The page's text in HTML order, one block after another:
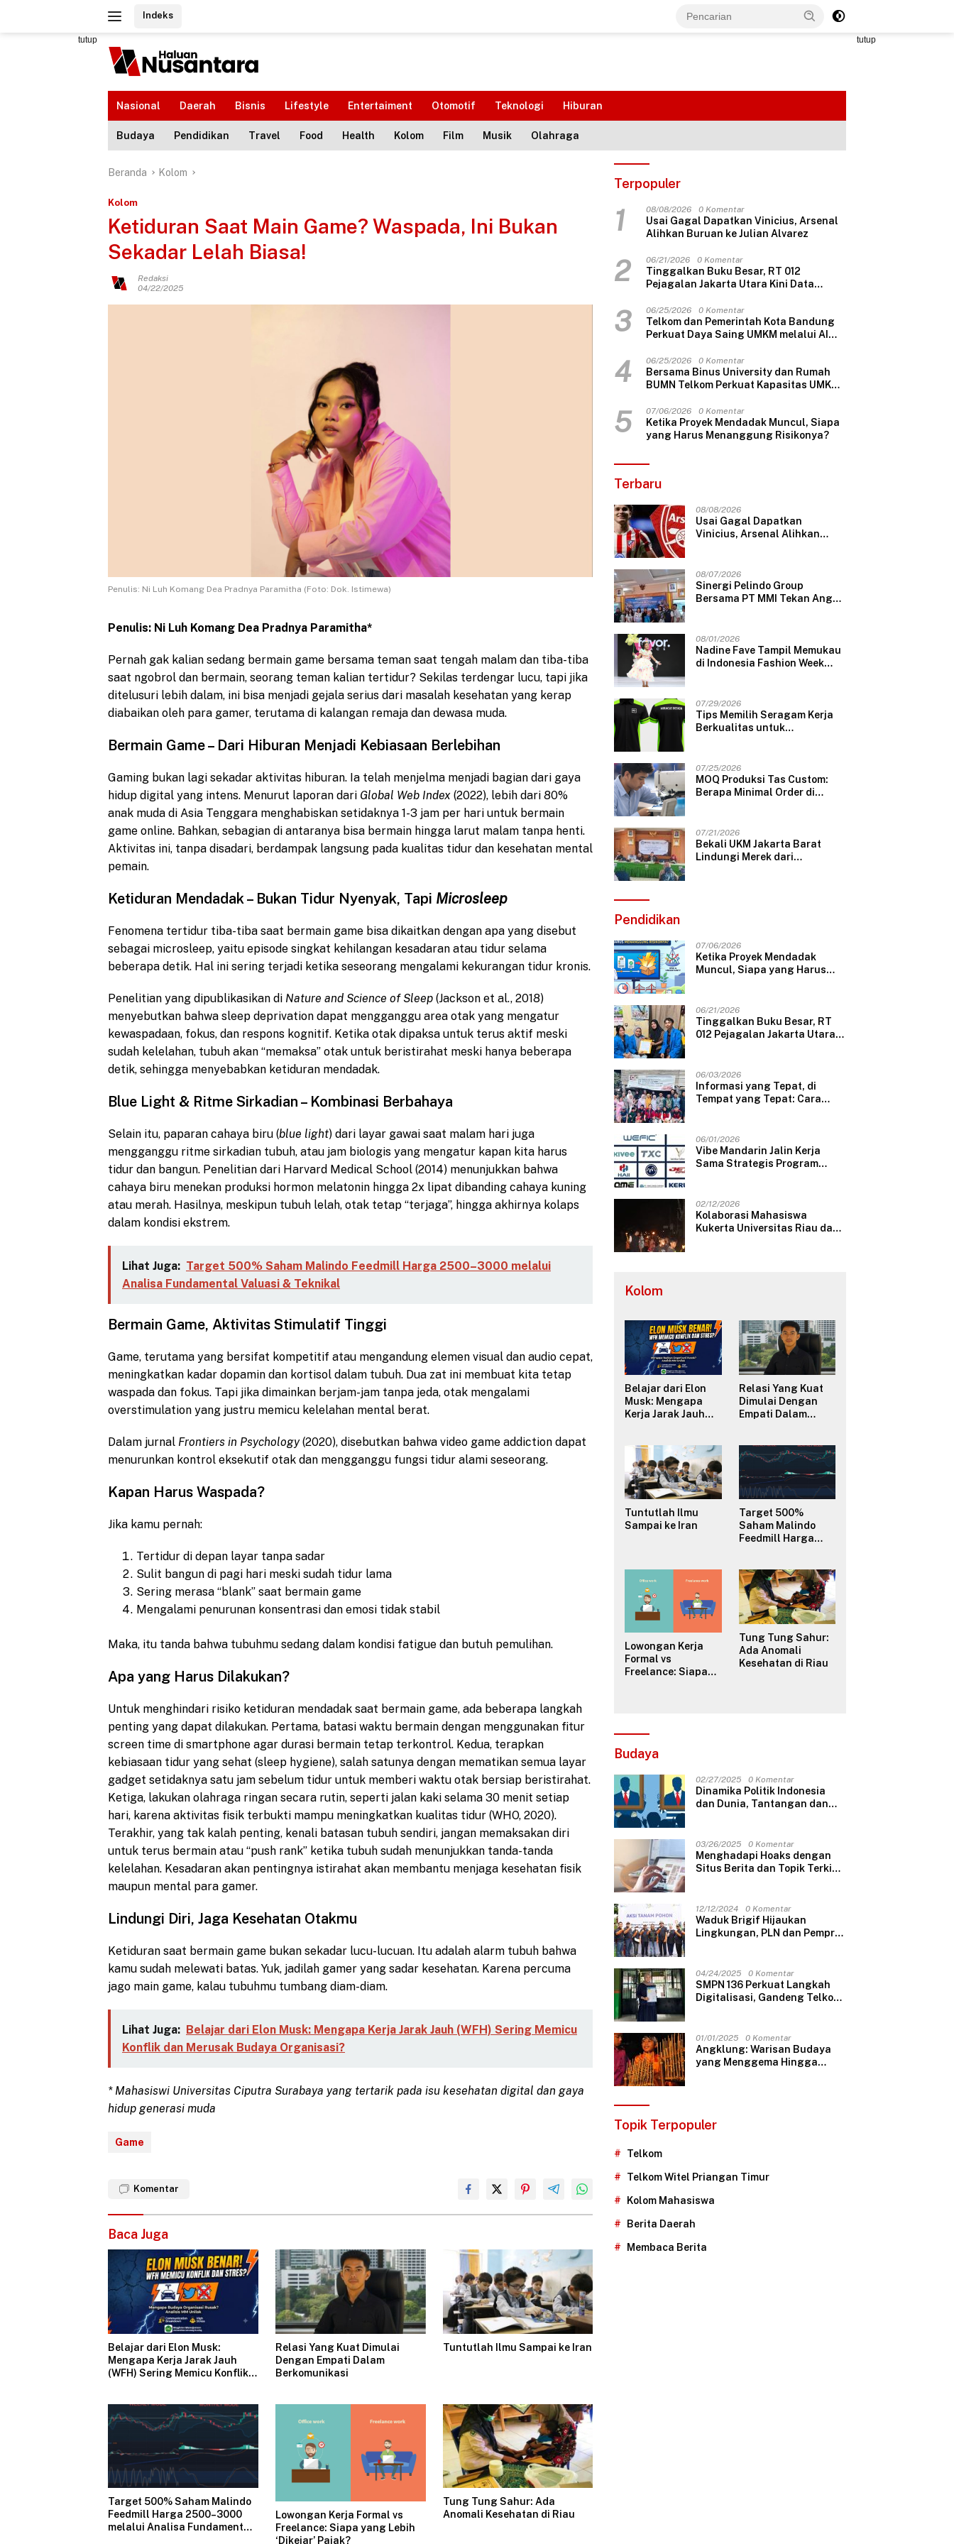
Indeks
tutup tutup
Nasional Daerah Bisnis Lifestyle Entertaiment Otomotif Teknologi Hiburan
Budaya Pendidikan Travel Food Health Kolom Film Musik Olahraga
Beranda Kolom
Kolom
Ketiduran Saat Main Game? Waspada, Ini Bukan
Sekadar Lelah Biasa!
Redaksi
04/22/2025
Penulis: Ni Luh Komang Dea Pradnya Paramitha (Foto: Dok. Istimewa)
Penulis: Ni Luh Komang Dea Pradnya Paramitha*
Pernah gak kalian sedang bermain game bersama teman saat tengah malam dan tiba-tiba
saat ngobrol dan bermain, seorang teman kalian tertidur? Sekilas terdengar lucu, tapi jika
ditelusuri lebih dalam, ini bisa menjadi gejala serius dari masalah kesehatan yang kerap
diabaikan oleh para gamer, terutama di kalangan remaja dan dewasa muda.
Bermain Game – Dari Hiburan Menjadi Kebiasaan Berlebihan
Gaming bukan lagi sekadar aktivitas hiburan. Ia telah menjelma menjadi bagian dari gaya
hidup digital yang intens. Menurut laporan dari Global Web Index (2022), lebih dari 80%
anak muda di Asia Tenggara menghabiskan setidaknya 1-3 jam per hari untuk bermain
game online. Bahkan, sebagian di antaranya bisa bermain hingga larut malam tanpa henti.
Aktivitas ini, tanpa disadari, berdampak langsung pada kualitas tidur dan kesehatan mental
pemain.
Ketiduran Mendadak – Bukan Tidur Nyenyak, Tapi Microsleep
Fenomena tertidur tiba-tiba saat bermain game bisa dikaitkan dengan apa yang disebut
sebagai microsleep, yaitu episode singkat kehilangan kesadaran atau tidur selama
beberapa detik. Hal ini sering terjadi ketika seseorang mengalami kekurangan tidur kronis.
Penelitian yang dipublikasikan di Nature and Science of Sleep (Jackson et al., 2018)
menyebutkan bahwa sleep deprivation dapat mengganggu area otak yang mengatur
kewaspadaan, fokus, dan respons kognitif. Ketika otak dipaksa untuk terus aktif meski
sudah kelelahan, tubuh akan “memaksa” otak untuk beristirahat meski hanya beberapa
detik, sehingga menyebabkan ketiduran mendadak.
Blue Light & Ritme Sirkadian – Kombinasi Berbahaya
Selain itu, paparan cahaya biru (blue light) dari layar gawai saat malam hari juga
mengganggu ritme sirkadian tubuh, atau jam biologis yang mengatur kapan kita harus
tidur dan bangun. Penelitian dari Harvard Medical School (2014) menunjukkan bahwa
cahaya biru menekan produksi hormon melatonin hingga 2x lipat dibanding cahaya kuning
atau merah. Hasilnya, meskipun tubuh lelah, otak tetap “terjaga”, hingga akhirnya kolaps
dalam kondisi ekstrem.
Lihat Juga: Target 500% Saham Malindo Feedmill Harga 2500–3000 melalui
Analisa Fundamental Valuasi & Teknikal
Bermain Game, Aktivitas Stimulatif Tinggi
Game, terutama yang bersifat kompetitif atau mengandung elemen visual dan audio cepat,
meningkatkan kadar dopamin dan kortisol dalam tubuh. Dua zat ini membuat kita tetap
waspada dan fokus. Tapi jika dimainkan berjam-jam tanpa jeda, otak mengalami
overstimulation yang justru memicu kelelahan mental berat.
Dalam jurnal Frontiers in Psychology(2020), disebutkan bahwa video game addiction dapat
menurunkan kontrol eksekutif otak dan mengganggu fungsi tidur alami seseorang.
Kapan Harus Waspada?
Jika kamu pernah:
Tertidur di depan layar tanpa sadar
Sulit bangun di pagi hari meski sudah tidur lama
Sering merasa “blank” saat bermain game
Mengalami penurunan konsentrasi dan emosi tidak stabil
Maka, itu tanda bahwa tubuhmu sedang dalam kondisi fatigue dan butuh pemulihan.
Apa yang Harus Dilakukan?
Untuk menghindari risiko ketiduran mendadak saat bermain game, ada beberapa langkah
penting yang dapat dilakukan. Pertama, batasi waktu bermain dengan menggunakan fitur
screen time di smartphone agar durasi bermain tetap terkontrol. Kedua, terapkan
kebiasaan tidur yang sehat (sleep hygiene), salah satunya dengan mematikan semua layar
gadget setidaknya satu jam sebelum tidur untuk memberi waktu otak bersiap beristirahat.
Ketiga, lakukan olahraga ringan secara rutin, seperti jalan kaki selama 30 menit setiap
hari, karena aktivitas fisik terbukti mampu meningkatkan kualitas tidur (WHO, 2020).
Terakhir, yang tak kalah penting, kenali batasan tubuh sendiri, jangan memaksakan diri
untuk terus bermain atau “push rank” ketika tubuh sudah menunjukkan tanda-tanda
kelelahan. Kesadaran akan pentingnya istirahat akan membantu menjaga kesehatan fisik
maupun mental para gamer.
Lindungi Diri, Jaga Kesehatan Otakmu
Ketiduran saat bermain game bukan sekadar lucu-lucuan. Itu adalah alarm tubuh bahwa
kamu sudah melewati batas. Yuk, jadilah gamer yang sadar kesehatan. Karena percuma
jago main game, kalau tubuhmu tumbang diam-diam.
Lihat Juga: Belajar dari Elon Musk: Mengapa Kerja Jarak Jauh (WFH) Sering Memicu
Konflik dan Merusak Budaya Organisasi?
* Mahasiswi Universitas Ciputra Surabaya yang tertarik pada isu kesehatan digital dan gaya
hidup generasi muda
Game
Komentar
Baca Juga
Belajar dari Elon Musk:
Mengapa Kerja Jarak Jauh
(WFH) Sering Memicu Konflik
Relasi Yang Kuat Dimulai
Dengan Empati Dalam
Berkomunikasi
Tuntutlah Ilmu Sampai ke Iran
Target 500% Saham Malindo
Feedmill Harga 2500–3000
melalui Analisa Fundamental
Lowongan Kerja Formal vs
Freelance: Siapa yang Lebih
‘Dikejar’ Pajak?
Tung Tung Sahur: Ada
Anomali Kesehatan di Riau
Terpopuler
1 08/08/2026 0 Komentar
Usai Gagal Dapatkan Vinicius, Arsenal
Alihkan Buruan ke Julian Alvarez
2 06/21/2026 0 Komentar
Tinggalkan Buku Besar, RT 012
Pejagalan Jakarta Utara Kini Data
3 06/25/2026 0 Komentar
Telkom dan Pemerintah Kota Bandung
Perkuat Daya Saing UMKM melalui AI
4 06/25/2026 0 Komentar
Bersama Binus University dan Rumah
BUMN Telkom Perkuat Kapasitas UMKM
dan Strategi Penentuan Harga Jual
5 07/06/2026 0 Komentar
Ketika Proyek Mendadak Muncul, Siapa
yang Harus Menanggung Risikonya?
Terbaru
08/08/2026
Usai Gagal Dapatkan
Vinicius, Arsenal Alihkan
08/07/2026
Sinergi Pelindo Group
Bersama PT MMI Tekan Angka
08/01/2026
Nadine Fave Tampil Memukau
di Indonesia Fashion Week
07/29/2026
Tips Memilih Seragam Kerja
Berkualitas untuk
07/25/2026
MOQ Produksi Tas Custom:
Berapa Minimal Order di
07/21/2026
Bekali UKM Jakarta Barat
Lindungi Merek dari
Pendidikan
07/06/2026
Ketika Proyek Mendadak
Muncul, Siapa yang Harus
06/21/2026
Tinggalkan Buku Besar, RT
012 Pejagalan Jakarta Utara
06/03/2026
Informasi yang Tepat, di
Tempat yang Tepat: Cara
Desa
06/01/2026
Vibe Mandarin Jalin Kerja
Sama Strategis Program
Perusahaan Nasional dan
Internasional
02/12/2026
Kolaborasi Mahasiswa
Kukerta Universitas Riau dan
Kolom
Belajar dari Elon
Musk: Mengapa
Kerja Jarak Jauh
Merusak Budaya
Organisasi?
Relasi Yang Kuat
Dimulai Dengan
Empati Dalam
Tuntutlah Ilmu
Sampai ke Iran
Target 500%
Saham Malindo
Feedmill Harga
Fundamental
Valuasi & Teknikal
Lowongan Kerja
Formal vs
Freelance: Siapa
Tung Tung Sahur:
Ada Anomali
Kesehatan di Riau
Budaya
02/27/2025 0 Komentar
Dinamika Politik Indonesia
dan Dunia, Tantangan dan
03/26/2025 0 Komentar
Menghadapi Hoaks dengan
Situs Berita dan Topik Terkini
12/12/2024 0 Komentar
Waduk Brigif Hijaukan
Lingkungan, PLN dan Pemprov
04/24/2025 0 Komentar
SMPN 136 Perkuat Langkah
Digitalisasi, Gandeng Telkom
Teknologi
01/01/2025 0 Komentar
Angklung: Warisan Budaya
yang Menggema Hingga
Topik Terpopuler
Telkom
Telkom Witel Priangan Timur
Kolom Mahasiswa
Berita Daerah
Membaca Berita